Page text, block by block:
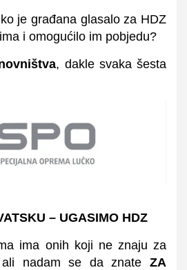
je građana glasalo za HDZ
i omogućilo im pobjedu?
, dakle svaka šesta
– UGASIMO HDZ
ima onih koji ne znaju za
nadam se da znate ZA